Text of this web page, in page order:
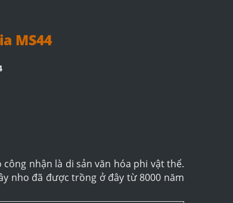
MS44
nhận là di sản văn hóa phi vật thể.
nho đã được trồng ở đây từ 8000 năm